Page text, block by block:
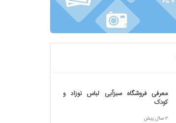
معرفی فروشگاه سبزآبی لباس نوزاد و
کودک
2 سال پیش